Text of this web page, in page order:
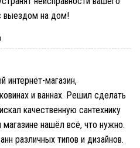
выездом на дом!
интернет-магазин,
и ваннах. Решил сделать
качественную сантехнику
нашёл всё, что нужно.
различных типов и дизайнов.